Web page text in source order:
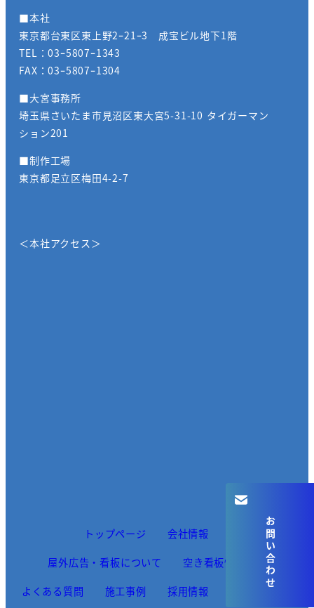
お問い合わせ
■本社
東京都台東区東上野2ｰ21ｰ3 成宝ビル地下1階
TEL：03ｰ5807ｰ1343
FAX：03ｰ5807ｰ1304
■大宮事務所
埼玉県さいたま市見沼区東大宮5-31-10 タイガーマン
ション201
■制作工場
東京都足立区梅田4-2-7
＜本社アクセス＞
トップページ 会社情報
屋外広告・看板について 空き看板情報
よくある質問 施工事例 採用情報 お知らせ